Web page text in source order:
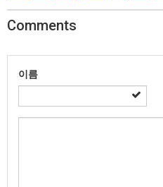
Comments
이름